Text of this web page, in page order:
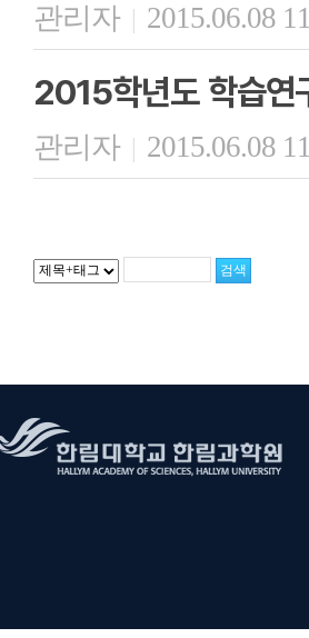
관리자 | 2015.06.08
2015학년도 학습연
관리자 | 2015.06.08